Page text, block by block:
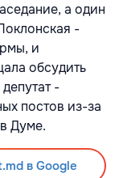
а один
-
и
обсудить
-
постов из-за
Думе.
в Google